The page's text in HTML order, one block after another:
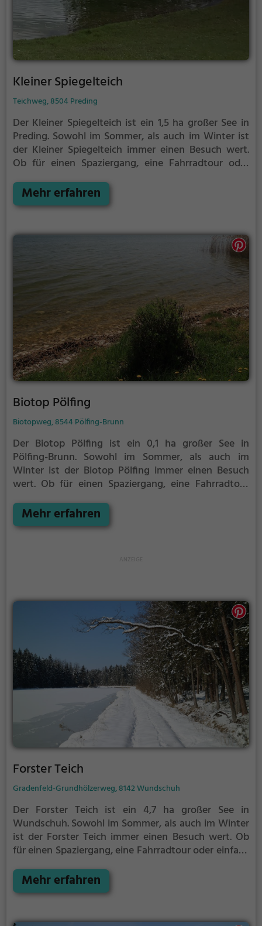
Kleiner Spiegelteich
Teichweg, 8504 Preding
Der Kleiner Spiegelteich ist ein 1,5 ha großer See in
Preding. Sowohl im Sommer, als auch im Winter ist
der Kleiner Spiegelteich immer einen Besuch wert.
Ob für einen Spaziergang, eine Fahrradtour oder
Spiegelteich bietet zahlreiche Möglichkeiten für
Freizeitaktivitäten.
Mehr erfahren
Biotop Pölfing
Biotopweg, 8544 Pölfing-Brunn
Der Biotop Pölfing ist ein 0,1 ha großer See in
Pölfing-Brunn. Sowohl im Sommer, als auch im
Winter ist der Biotop Pölfing immer einen Besuch
wert. Ob für einen Spaziergang, eine Fahrradtour
Pölfing bietet zahlreiche Möglichkeiten für
Freizeitaktivitäten.
Mehr erfahren
Forster Teich
Gradenfeld-Grundhölzerweg, 8142 Wundschuh
Der Forster Teich ist ein 4,7 ha großer See in
Wundschuh.Sowohl im Sommer, als auch im Winter
ist der Forster Teich immer einen Besuch wert. Ob
für einen Spaziergang, eine Fahrradtour oder einfach
zahlreiche Möglichkeiten für Freizeitaktivitäten.
Mehr erfahren